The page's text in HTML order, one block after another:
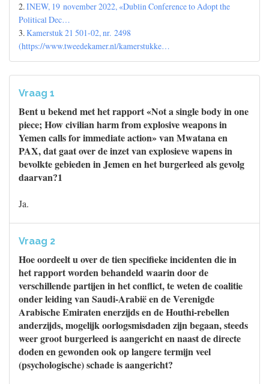
2.INEW, 19 november 2022, «Dublin Conference to Adopt the
Political Dec…
3.Kamerstuk 21 501-02, nr. 2498
(https://www.tweedekamer.nl/kamerstukke…
Vraag 1
Bent u bekend met het rapport «Not a single body in one
piece; How civilian harm from explosive weapons in
Yemen calls for immediate action» van Mwatana en
PAX, dat gaat over de inzet van explosieve wapens in
bevolkte gebieden in Jemen en het burgerleed als gevolg
daarvan?1
Ja.
Vraag 2
Hoe oordeelt u over de tien specifieke incidenten die in
het rapport worden behandeld waarin door de
verschillende partijen in het conflict, te weten de coalitie
onder leiding van Saudi-Arabië en de Verenigde
Arabische Emiraten enerzijds en de Houthi-rebellen
anderzijds, mogelijk oorlogsmisdaden zijn begaan, steeds
weer groot burgerleed is aangericht en naast de directe
doden en gewonden ook op langere termijn veel
(psychologische) schade is aangericht?